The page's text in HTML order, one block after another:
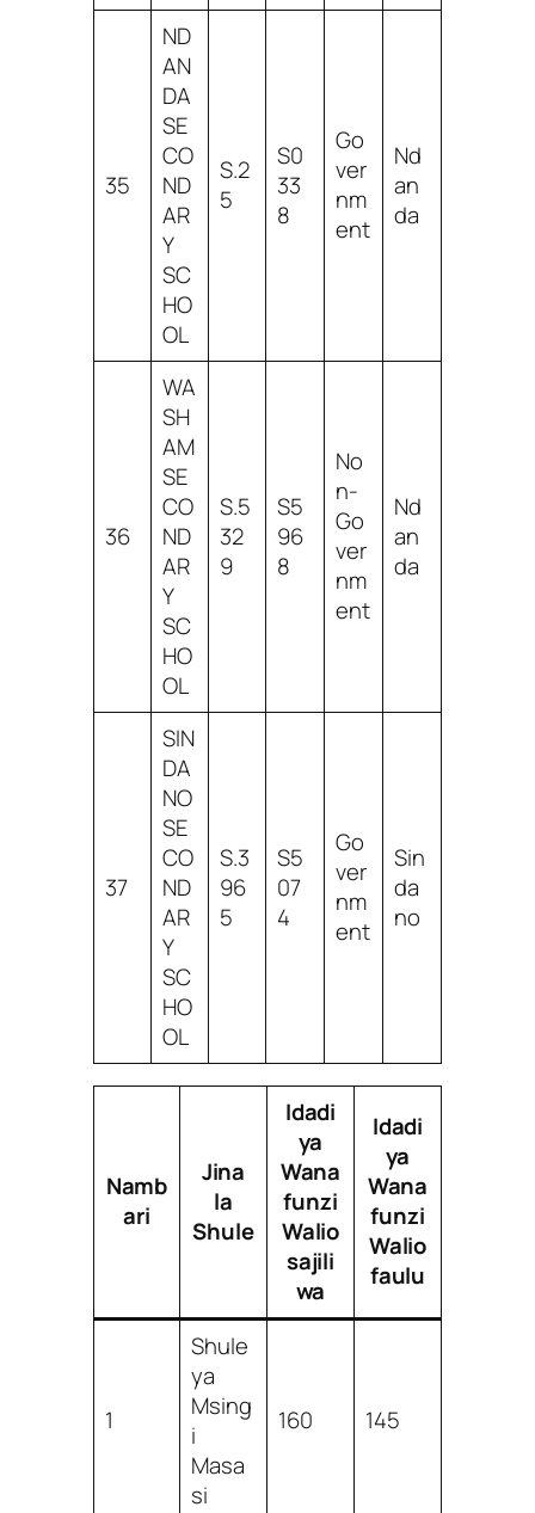
35
ND
AN
DA
SE
CO
ND
AR
Y
SC
HO
OL
S.2
5
S0
33
8
Go
ver
nm
ent
Nd
an
da
36
WA
SH
AM
SE
CO
ND
AR
Y
SC
HO
OL
S.5
32
9
S5
96
8
No
n-
Go
ver
nm
ent
Nd
an
da
37
SIN
DA
NO
SE
CO
ND
AR
Y
SC
HO
OL
S.3
96
5
S5
07
4
Go
ver
nm
ent
Sin
da
no
Namb
ari
Jina
la
Shule
Idadi
ya
Wana
funzi
Walio
sajili
wa
Idadi
ya
Wana
funzi
Walio
faulu
1
Shule
ya
Msing
i
Masa
si
160 145